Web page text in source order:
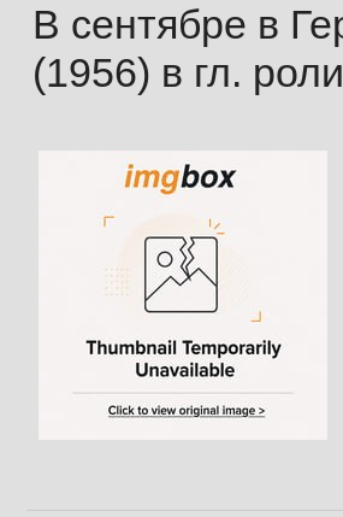
В сентябре в
(1956) в гл.